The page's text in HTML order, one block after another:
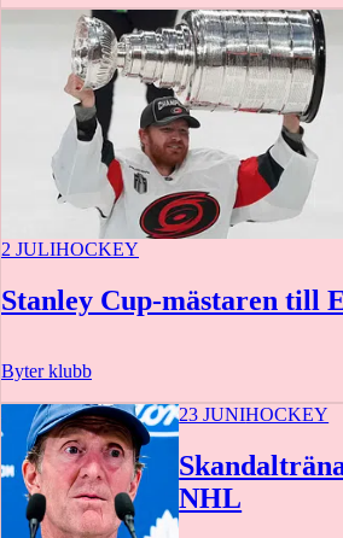
2 JULIHOCKEY
Stanley Cup-mästaren till
Byter klubb
23 JUNIHOCKEY
NHL